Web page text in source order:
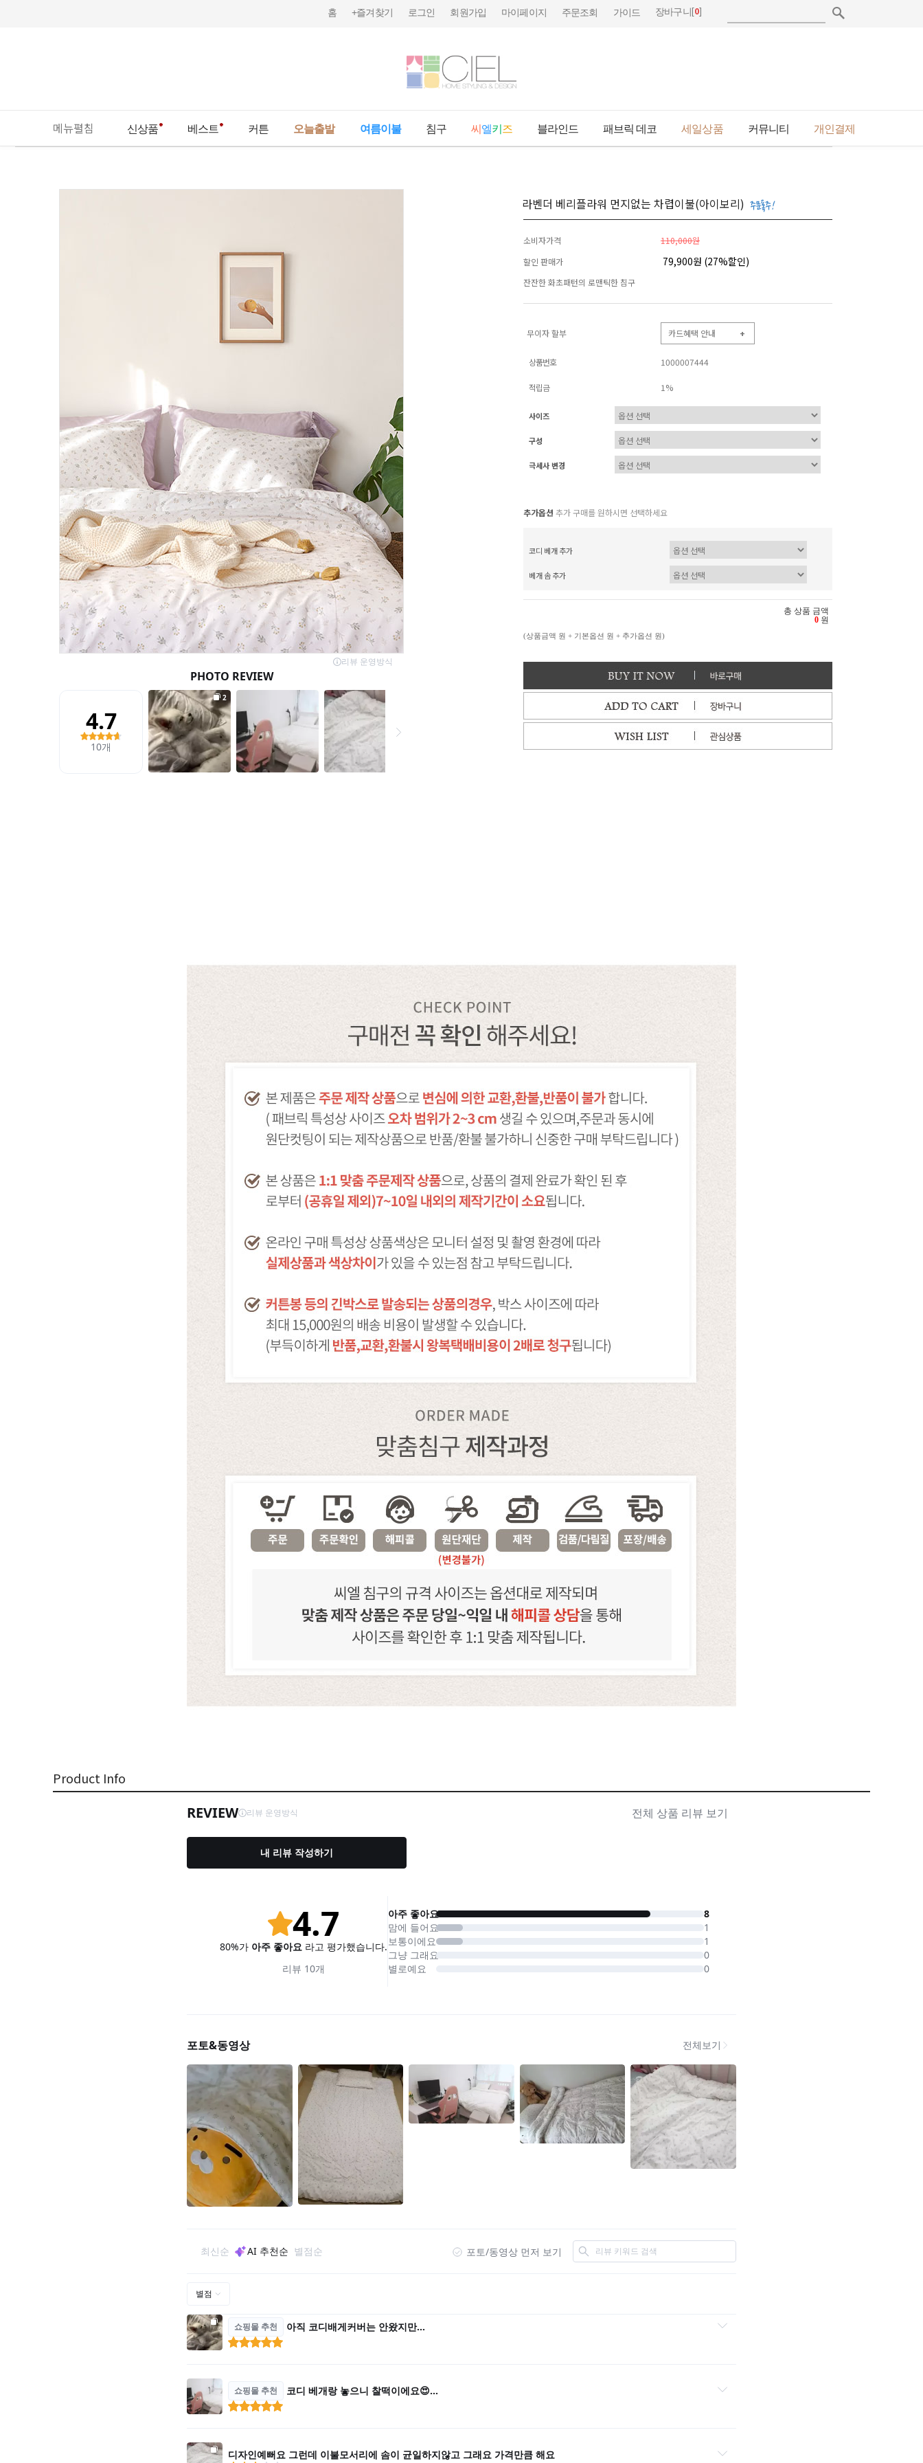
홈 +즐겨찾기 로그인 회원가입 마이페이지 주문조회 가이드 장바구니[0]
메뉴펼침 신상품 베스트 커튼 오늘출발 여름이불 침구 씨 엘키 즈 블라인드 패브릭 데코 세일상품 커뮤니티 개인결제
라벤더 베리플라워 먼지없는 차렵이불(아이보리)
소비자가격
110,000원
할인 판매가
79,900원 (27%할인)
잔잔한 화초패턴의 로맨틱한 침구
무이자 할부 카드혜택 안내 +
상품번호 1000007444
적립금 1%
사이즈
구성
극세사 변경
추가옵션 추가 구매를 원하시면 선택하세요
코디 베개 추가
베개 솜 추가
총 상품 금액
0 원
(상품금액 원 + 기본옵션 원 + 추가옵션 원)
Product Info